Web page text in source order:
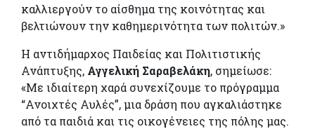
καλλιεργούν το αίσθημα της κοινότητας και
βελτιώνουν την καθημερινότητα των πολιτών.»
Η αντιδήμαρχος Παιδείας και Πολιτιστικής
Ανάπτυξης, Αγγελική Σαραβελάκη, σημείωσε:
«Με ιδιαίτερη χαρά συνεχίζουμε το πρόγραμμα
“Ανοιχτές Αυλές”, μια δράση που αγκαλιάστηκε
από τα παιδιά και τις οικογένειες της πόλης μας.